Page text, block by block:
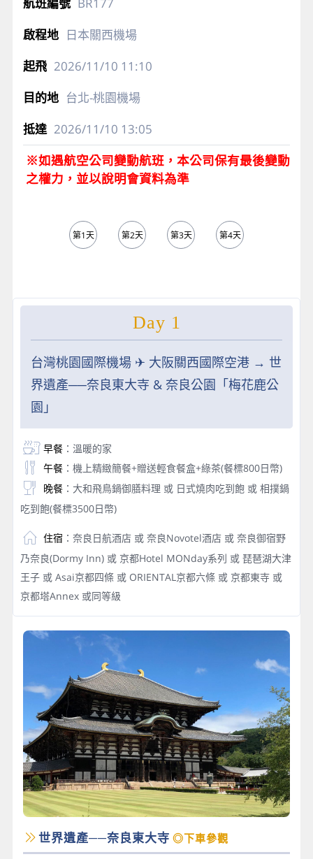
日本關西機場
2026/11/10 11:10
台北-桃園機場
2026/11/10 13:05
※如遇航空公司變動航班，本公司保有最後變動
之權力，並以說明會資料為準
第1天 第2天 第3天 第4天
Day 1
台灣桃園國際機場 ✈︎ 大阪關西國際空港 → 世
界遺產──奈良東大寺 & 奈良公園「梅花鹿公
園」
早餐：溫暖的家
午餐：機上精緻簡餐+贈送輕食餐盒+綠茶(餐標800日幣)
晚餐：大和飛鳥鍋御膳料理 或 日式燒肉吃到飽 或 相撲鍋
吃到飽(餐標3500日幣)
住宿 ：奈良日航酒店 或 奈良Novotel酒店 或 奈良御宿野
乃奈良(Dormy Inn) 或 京都Hotel MONday系列 或 琵琶湖大津
王子 或 Asai京都四條 或 ORIENTAL京都六條 或 京都東寺 或
京都塔Annex 或同等級
世界遺產──奈良東大寺 ◎下車參觀